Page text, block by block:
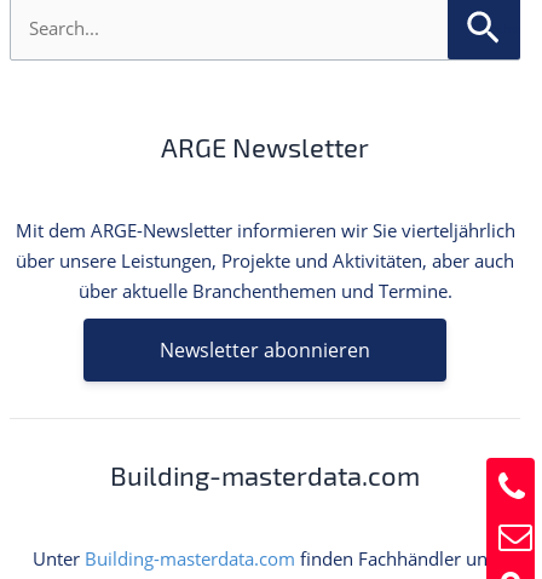
c
h
ARGE Newsletter
Mit dem ARGE-Newsletter informieren wir Sie vierteljährlich
über unsere Leistungen, Projekte und Aktivitäten, aber auch
über aktuelle Branchenthemen und Termine.
Newsletter abonnieren
Building-masterdata.com
Unter Building-masterdata.com finden Fachhändler und